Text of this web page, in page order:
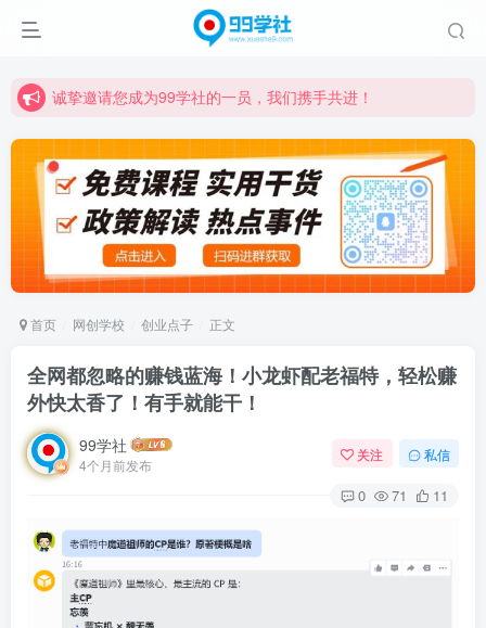
诚挚邀请您成为99学社的一员，我们携手共进！
诚挚邀请您成为99学社的一员，我们携手共进！
学习路上不孤独，99学社与你同行！分享全网优质VIP资源，炒股教程、创业教程、网络营销教程、自媒体短视频教程等，长期更新各大精品创业项目！
首页 网创学校 创业点子 正文
全网都忽略的赚钱蓝海！小龙虾配老福特，轻松赚
外快太香了！有手就能干！
99学社
4个月前发布
关注 私信
0 71 11